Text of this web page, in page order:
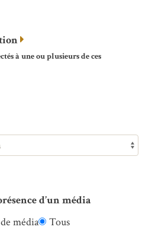
à une ou plusieurs de ces
d’un média
de média Tous